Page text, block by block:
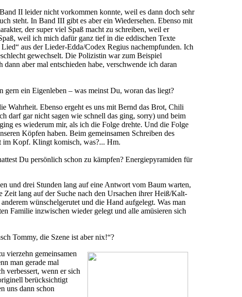
II leider nicht vorkommen konnte, weil es dann doch sehr
steht. In Band III gibt es aber ein Wiedersehen. Ebenso mit
der super viel Spaß macht zu schreiben, weil er
weil ich mich dafür ganz tief in die eddischen Texte
aus der Lieder-Edda/Codex Regius nachempfunden. Ich
gewechselt. Die Polizistin war zum Beispiel
aber mal entschieden habe, verschwende ich daran
ein Eigenleben – was meinst Du, woran das liegt?
Wahrheit. Ebenso ergeht es uns mit Bernd das Brot, Chili
darf gar nicht sagen wie schnell das ging, sorry) und beim
es wiederum mir, als ich die Folge drehte. Und die Folge
Köpfen haben. Beim gemeinsamen Schreiben des
im Kopf. Klingt komisch, was?... Hm.
Du persönlich schon zu kämpfen? Energiepyramiden für
und drei Stunden lang auf eine Antwort vom Baum warten,
lang auf der Suche nach den Ursachen ihrer Heiß/Kalt-
wünschelgerutet und die Hand aufgelegt. Was man
Familie inzwischen wieder gelegt und alle amüsieren sich
Tommy, die Szene ist aber nix!“?
vierzehn gemeinsamen
man gerade mal
verbessert, wenn er sich
berücksichtigt
uns dann schon